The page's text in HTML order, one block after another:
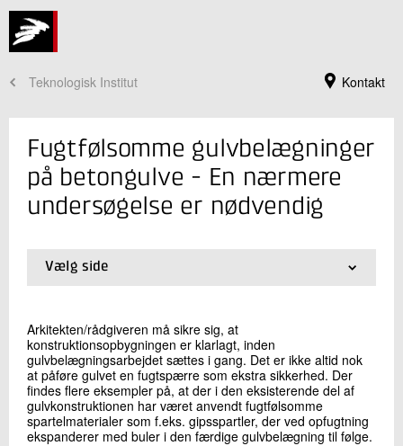
Kontakt
Teknologisk Institut
Jeg er din kontaktperson
Anita Guldbæk Rasmussen
Centersekretær
Beton
+45 72 20 22 27
Send e-mail
Fugtfølsomme gulvbelægninger
på betongulve - En nærmere
undersøgelse er nødvendig
Vælg side
01.Buler ikke kun entreprenørens problem
03.Hvorfor står vi nu i den situation?
04.Kunne man have undgået denne situation?
05.Isolering løser ikke altid problemet
06.Også i forbindelse med etagedæk
07.En nærmere undersøgelse er nødvendig
Arkitekten/rådgiveren må sikre sig, at
konstruktionsopbygningen er klarlagt, inden
gulvbelægningsarbejdet sættes i gang. Det er ikke altid nok
at påføre gulvet en fugtspærre som ekstra sikkerhed. Der
findes flere eksempler på, at der i den eksisterende del af
gulvkonstruktionen har været anvendt fugtfølsomme
spartelmaterialer som f.eks. gipsspartler, der ved opfugtning
ekspanderer med buler i den færdige gulvbelægning til følge.